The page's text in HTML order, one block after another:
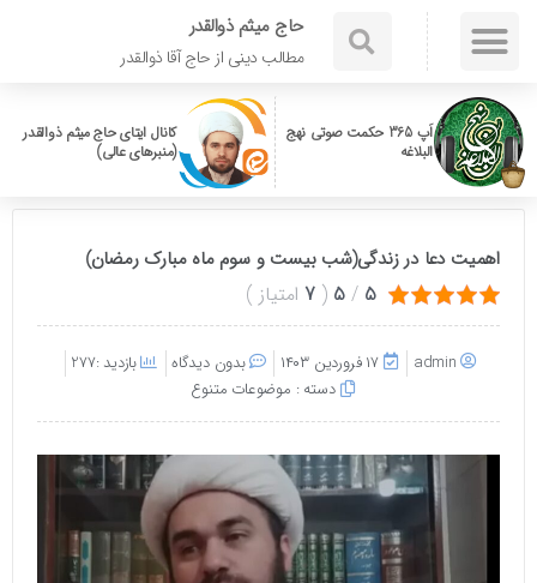
حاج میثم ذوالقدر
مطالب دینی از حاج آقا ذوالقدر
اَپ 365 حکمت صوتی نهج
البلاغه
کانال ایتای حاج میثم ذوالقدر
(منبرهای عالی)
اهمیت دعا در زندگی(شب بیست و سوم ماه مبارک رمضان)
5
/
5
(
7 امتیاز)
admin ۱۷ فروردین ۱۴۰۳ بدون دیدگاه
بازدید :277
دسته :موضوعات متنوع